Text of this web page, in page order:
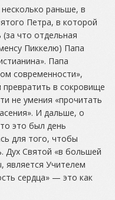
раньше, в
Петра, в которой
что отдельная
Пиккелю) Папа
Папа
современности»,
в сокровище
не умения «прочитать
И дальше, о
это был день
для того, чтобы
Дух Святой «в большей
является Учителем
сердца» — это как